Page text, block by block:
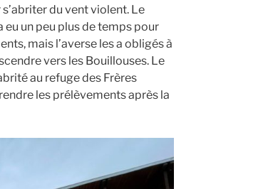
du vent violent. Le
eu un peu plus de temps pour
mais l’averse les a obligés à
vers les Bouillouses. Le
au refuge des Frères
les prélèvements après la